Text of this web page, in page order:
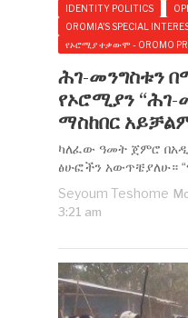
IDENTITY POLITICS
OROMIA'S SPECIAL
የኦሮሚያ ተቃውሞ - OROMO
ሕገ-መንግስቱን
የኦሮሚያን
ማስከበር
ካለፈው ዓመት ጀምሮ
ፅሁፎችን አውጥቼያለሁ።
Seyoum Teshome
3:21 am